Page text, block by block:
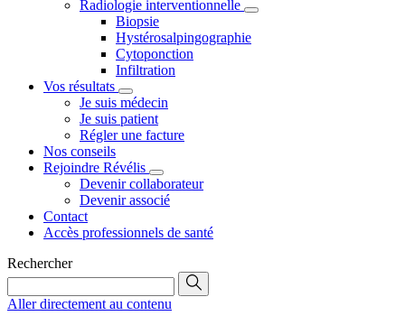
Radiologie interventionnelle
Biopsie
Hystérosalpingographie
Cytoponction
Infiltration
Vos résultats
Je suis médecin
Je suis patient
Régler une facture
Nos conseils
Rejoindre Révélis
Devenir collaborateur
Devenir associé
Contact
Accès professionnels de santé
Rechercher
Aller directement au contenu